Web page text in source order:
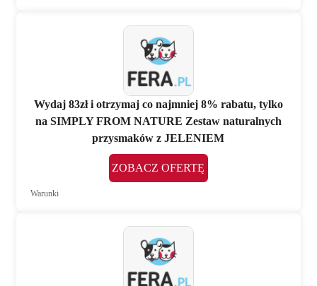
Wydaj 83zł i otrzymaj co najmniej 8% rabatu, tylko
na SIMPLY FROM NATURE Zestaw naturalnych
przysmaków z JELENIEM
ZOBACZ OFERTĘ
Warunki